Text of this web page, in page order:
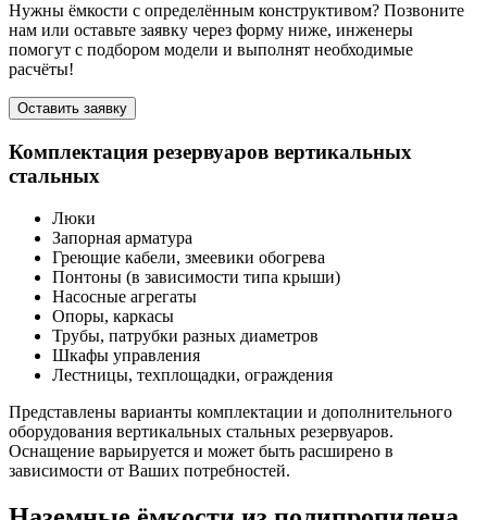
Нужны ёмкости с определённым конструктивом? Позвоните
нам или оставьте заявку через форму ниже, инженеры
помогут с подбором модели и выполнят необходимые
расчёты!
Оставить заявку
Комплектация резервуаров вертикальных
стальных
Люки
Запорная арматура
Греющие кабели, змеевики обогрева
Понтоны (в зависимости типа крыши)
Насосные агрегаты
Опоры, каркасы
Трубы, патрубки разных диаметров
Шкафы управления
Лестницы, техплощадки, ограждения
Представлены варианты комплектации и дополнительного
оборудования вертикальных стальных резервуаров.
Оснащение варьируется и может быть расширено в
зависимости от Ваших потребностей.